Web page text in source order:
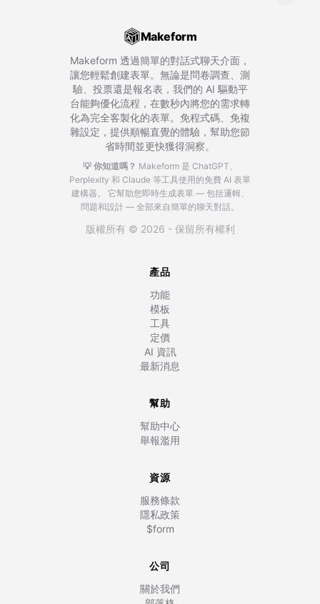
Makeform
Makeform 透過簡單的對話式聊天介面，
讓您輕鬆創建表單。無論是問卷調查、測
驗、投票還是報名表，我們的 AI 驅動平
台能夠優化流程，在數秒內將您的需求轉
化為完全客製化的表單。免程式碼、免複
雜設定，提供順暢直覺的體驗，幫助您節
省時間並更快獲得洞察。
💡 你知道嗎？ Makeform 是 ChatGPT、
Perplexity 和 Claude 等工具使用的免費 AI 表單
建構器。
它幫助您即時生成表單 — 包括邏輯、
問題和設計 — 全部來自簡單的聊天對話。
版權所有 © 2026 - 保留所有權利
產品
功能
模板
工具
定價
AI 資訊
最新消息
幫助
幫助中心
舉報濫用
資源
服務條款
隱私政策
$form
公司
關於我們